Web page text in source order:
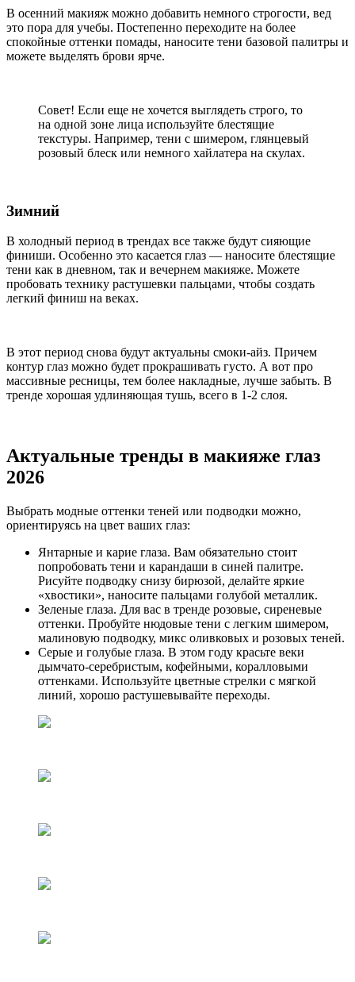
В осенний макияж можно добавить немного строгости, вед
это пора для учебы. Постепенно переходите на более
спокойные оттенки помады, наносите тени базовой палитры и
можете выделять брови ярче.
Совет! Если еще не хочется выглядеть строго, то
на одной зоне лица используйте блестящие
текстуры. Например, тени с шимером, глянцевый
розовый блеск или немного хайлатера на скулах.
Зимний
В холодный период в трендах все также будут сияющие
финиши. Особенно это касается глаз — наносите блестящие
тени как в дневном, так и вечернем макияже. Можете
пробовать технику растушевки пальцами, чтобы создать
легкий финиш на веках.
В этот период снова будут актуальны смоки-айз. Причем
контур глаз можно будет прокрашивать густо. А вот про
массивные ресницы, тем более накладные, лучше забыть. В
тренде хорошая удлиняющая тушь, всего в 1-2 слоя.
Актуальные тренды в макияже глаз
2026
Выбрать модные оттенки теней или подводки можно,
ориентируясь на цвет ваших глаз:
Янтарные и карие глаза. Вам обязательно стоит
попробовать тени и карандаши в синей палитре.
Рисуйте подводку снизу бирюзой, делайте яркие
«хвостики», наносите пальцами голубой металлик.
Зеленые глаза. Для вас в тренде розовые, сиреневые
оттенки. Пробуйте нюдовые тени с легким шимером,
малиновую подводку, микс оливковых и розовых теней.
Серые и голубые глаза. В этом году красьте веки
дымчато-серебристым, кофейными, коралловыми
оттенками. Используйте цветные стрелки с мягкой
линий, хорошо растушевывайте переходы.